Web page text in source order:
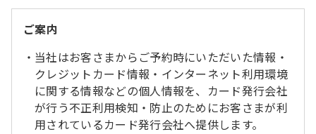
ご案内
当社はお客さまからご予約時にいただいた情報・
クレジットカード情報・インターネット利用環境
に関する情報などの個人情報を、カード発行会社
が行う不正利用検知・防止のためにお客さまが利
用されているカード発行会社へ提供します。